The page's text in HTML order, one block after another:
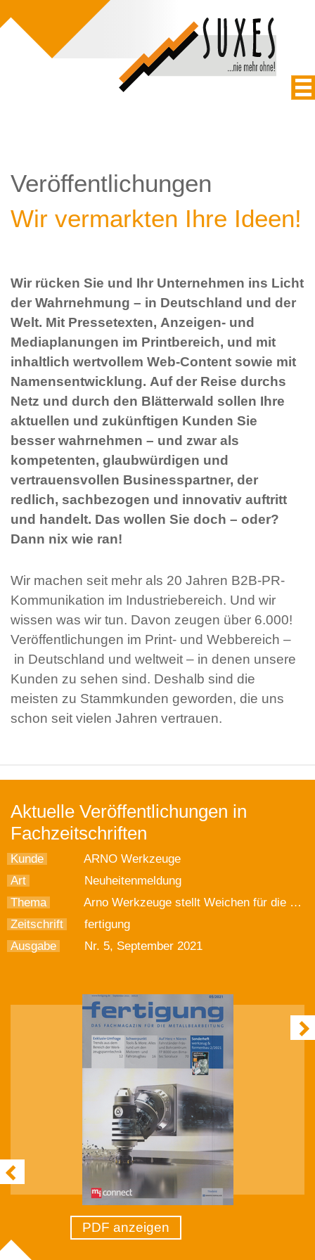
Veröffentlichungen
Wir vermarkten Ihre Ideen!
Wir rücken Sie und Ihr Unternehmen ins Licht
der Wahrnehmung – in Deutschland und der
Welt. Mit Pressetexten, Anzeigen- und
Mediaplanungen im Printbereich, und mit
inhaltlich wertvollem Web-Content sowie mit
Namensentwicklung. Auf der Reise durchs
Netz und durch den Blätterwald sollen Ihre
aktuellen und zukünftigen Kunden Sie
besser wahrnehmen – und zwar als
kompetenten, glaubwürdigen und
vertrauensvollen Businesspartner, der
redlich, sachbezogen und innovativ auftritt
und handelt. Das wollen Sie doch – oder?
Dann nix wie ran!
Wir machen seit mehr als 20 Jahren B2B-PR-
Kommunikation im Industriebereich. Und wir
wissen was wir tun. Davon zeugen über 6.000!
Veröffentlichungen im Print- und Webbereich –
in Deutschland und weltweit – in denen unsere
Kunden zu sehen sind. Deshalb sind die
meisten zu Stammkunden geworden, die uns
schon seit vielen Jahren vertrauen.
Aktuelle Veröffentlichungen in
Fachzeitschriften
Kunde
ARNO Werkzeuge
Art
Neuheitenmeldung
Thema
Arno Werkzeuge stellt Weichen für die Zukunft
Zeitschrift
fertigung
Ausgabe
Nr. 5, September 2021
PDF anzeigen